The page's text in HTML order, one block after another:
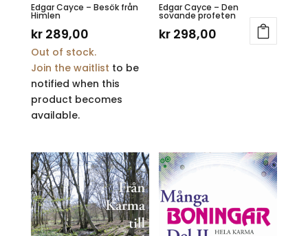
Edgar Cayce – Besök från
Himlen
kr289,00
Out of stock.
Join the waitlist to be
notified when this
product becomes
available.
Edgar Cayce – Den
sovande profeten
kr 298,00